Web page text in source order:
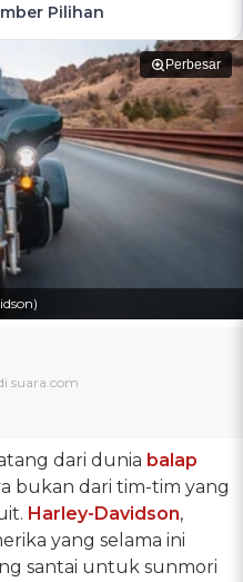
Pilihan
Perbesar
dari dunia balap
bukan dari tim-tim yang
Harley-Davidson,
yang selama ini
santai untuk sunmori